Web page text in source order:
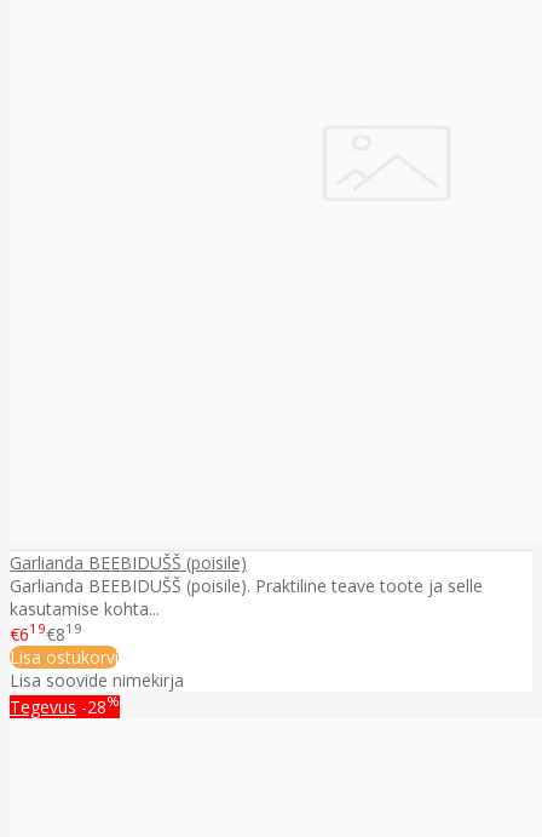
Garlianda BEEBIDUŠŠ (poisile)
Garlianda BEEBIDUŠŠ (poisile). Praktiline teave toote ja selle
kasutamise kohta...
€619€819
Lisa ostukorvi
Lisa soovide nimekirja
Tegevus -28%